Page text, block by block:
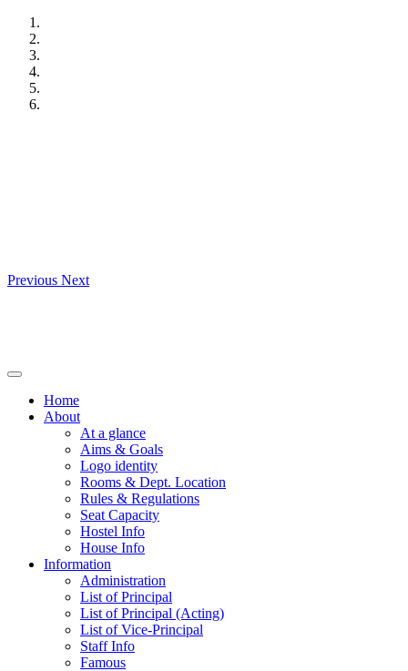
Skip
content
Previous Next
Home
About
At a glance
Aims & Goals
Logo identity
Rooms & Dept. Location
Rules & Regulations
Seat Capacity
Hostel Info
House Info
Information
Administration
List of Principal
List of Principal (Acting)
List of Vice-Principal
Staff Info
Famous